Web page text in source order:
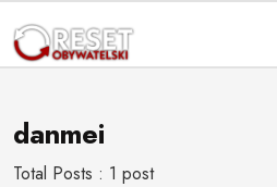
danmei
Total Posts : 1 post